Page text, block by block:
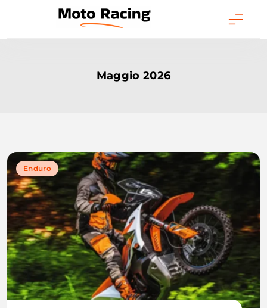
Moto Racing
Maggio 2026
Enduro